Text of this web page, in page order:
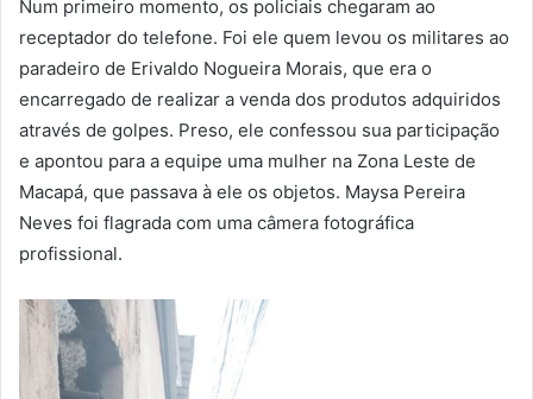
Num primeiro momento, os policiais chegaram ao
receptador do telefone. Foi ele quem levou os militares ao
paradeiro de Erivaldo Nogueira Morais, que era o
encarregado de realizar a venda dos produtos adquiridos
através de golpes. Preso, ele confessou sua participação
e apontou para a equipe uma mulher na Zona Leste de
Macapá, que passava à ele os objetos. Maysa Pereira
Neves foi flagrada com uma câmera fotográfica
profissional.